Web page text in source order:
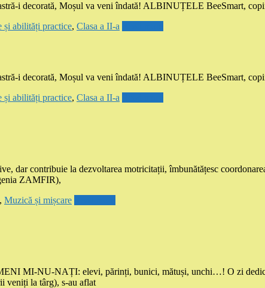
i decorată, Moșul va veni îndată! ALBINUȚELE BeeSmart,
și abilități practice, Clasa a II-a
i decorată, Moșul va veni îndată! ALBINUȚELE BeeSmart,
și abilități practice, Clasa a II-a
dar contribuie la dezvoltarea motricitații, îmbunătățesc
ZAMFIR),
, Muzică și mișcare
MI-NU-NAȚI: elevi, părinți, bunici, mătuși, unchi…! O zi
veniți la târg), s-au aflat